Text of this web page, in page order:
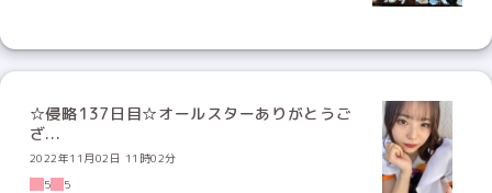
☆侵略137日目☆オールスターありがとうご
ざ...
2022年11月02日 11時02分
5
5